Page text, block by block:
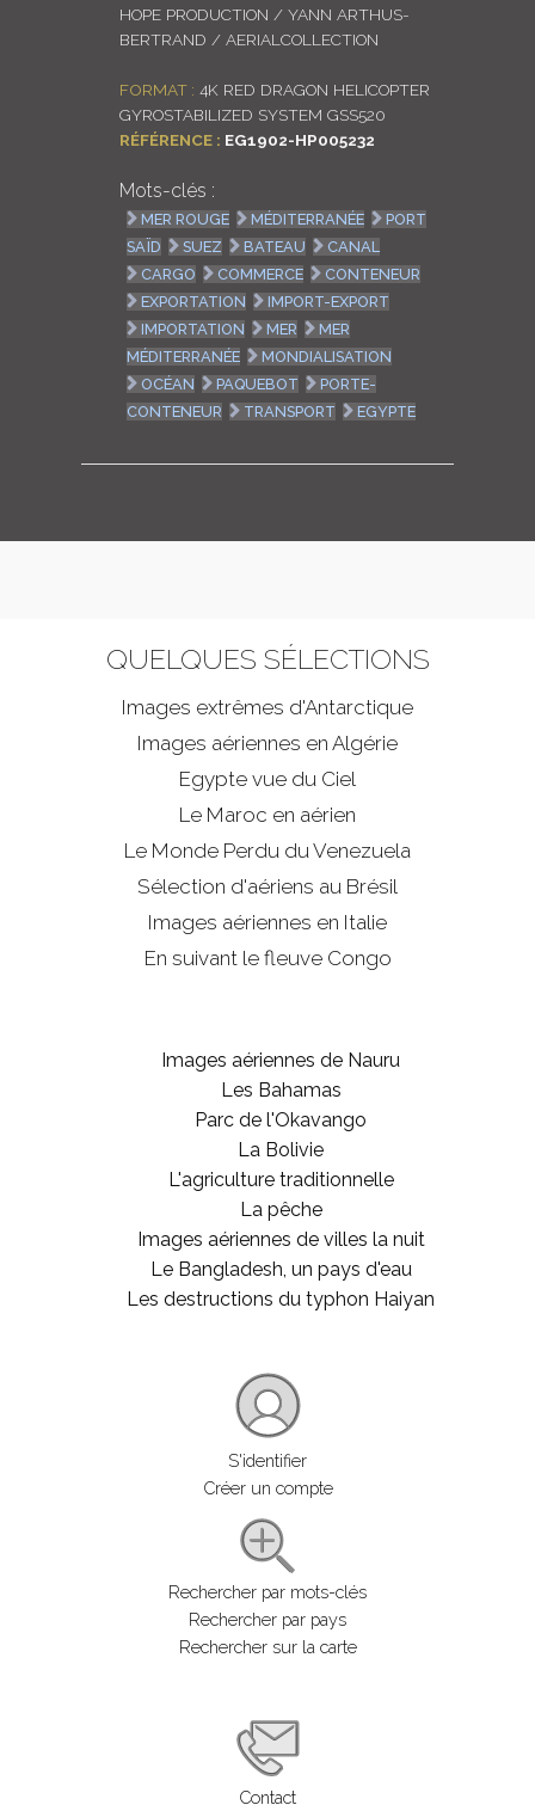
HOPE PRODUCTION / YANN ARTHUS-
BERTRAND / AERIALCOLLECTION
FORMAT : 4K RED DRAGON HELICOPTER
GYROSTABILIZED SYSTEM GSS520
RÉFÉRENCE : EG1902-HP005232
Mots-clés :
MER ROUGE MÉDITERRANÉE
PORT
SAÏD
SUEZ BATEAU
CANAL
CARGO
COMMERCE
CONTENEUR
EXPORTATION
IMPORT-EXPORT
IMPORTATION
MER
MER
MÉDITERRANÉE
MONDIALISATION
OCÉAN
PAQUEBOT
PORTE-
CONTENEUR
TRANSPORT EGYPTE
QUELQUES SÉLECTIONS
Images extrêmes d'Antarctique
Images aériennes en Algérie
Egypte vue du Ciel
Le Maroc en aérien
Le Monde Perdu du Venezuela
Sélection d'aériens au Brésil
Images aériennes en Italie
En suivant le fleuve Congo
Images aériennes de Nauru
Les Bahamas
Parc de l'Okavango
La Bolivie
L'agriculture traditionnelle
La pêche
Images aériennes de villes la nuit
Le Bangladesh, un pays d'eau
Les destructions du typhon Haiyan
S'identifier
Créer un compte
Rechercher par mots-clés
Rechercher par pays
Rechercher sur la carte
Contact